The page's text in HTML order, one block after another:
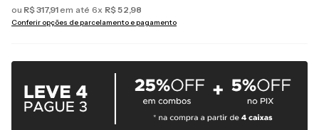
ou R$317,91 em até 6x R$52,98
Conferir opções de parcelamento e pagamento